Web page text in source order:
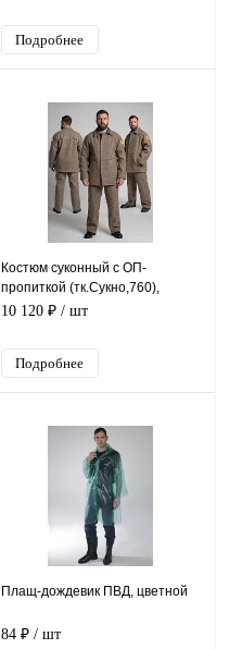
Подробнее
Костюм суконный с ОП-
пропиткой (тк.Сукно,760),
серый
10 120 ₽ / шт
Подробнее
Плащ-дождевик ПВД, цветной
84 ₽ / шт